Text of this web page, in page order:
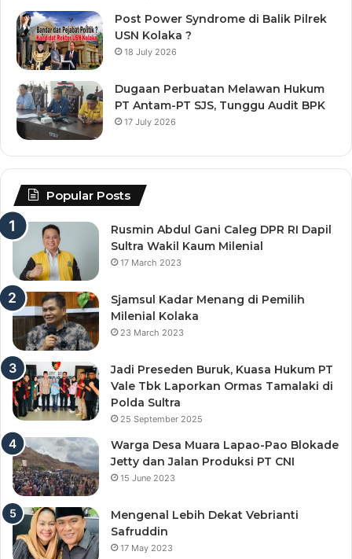
Post Power Syndrome di Balik Pilrek
USN Kolaka ?
18 July 2026
Dugaan Perbuatan Melawan Hukum
PT Antam-PT SJS, Tunggu Audit BPK
17 July 2026
Popular Posts
Rusmin Abdul Gani Caleg DPR RI Dapil
Sultra Wakil Kaum Milenial
17 March 2023
Sjamsul Kadar Menang di Pemilih
Milenial Kolaka
23 March 2023
Jadi Preseden Buruk, Kuasa Hukum PT
Vale Tbk Laporkan Ormas Tamalaki di
Polda Sultra
25 September 2025
Warga Desa Muara Lapao-Pao Blokade
Jetty dan Jalan Produksi PT CNI
15 June 2023
Mengenal Lebih Dekat Vebrianti
Safruddin
17 May 2023